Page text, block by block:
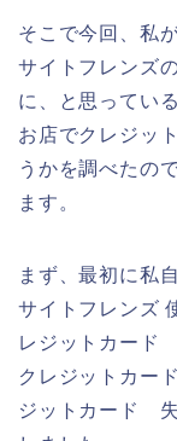
そこで今回、私
サイトフレンズ
に、と思ってい
お店でクレジッ
うかを調べたの
ます。
まず、最初に私
サイトフレンズ
レジットカード
クレジットカー
ジットカード 失